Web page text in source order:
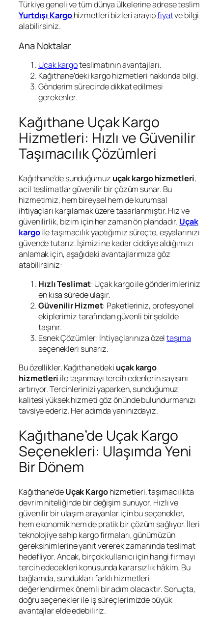
Türkiye geneli ve tüm dünya ülkelerine adrese teslim
Yurtdışı Kargohizmetleri bizleri arayıpfiyatve bilgi
alabilirsiniz.
Ana Noktalar
Uçak kargoteslimatının avantajları.
Kağıthane’deki kargo hizmetleri hakkında bilgi.
Gönderim sürecinde dikkat edilmesi
gerekenler.
Kağıthane Uçak Kargo
Hizmetleri: Hızlı ve Güvenilir
Taşımacılık Çözümleri
Kağıthane’de sunduğumuz uçak kargo hizmetleri,
acil teslimatlar güvenilir bir çözüm sunar. Bu
hizmetimiz, hem bireysel hem de kurumsal
ihtiyaçları karşılamak üzere tasarlanmıştır. Hız ve
güvenilirlik, bizim için her zaman ön plandadır. Uçak
kargoile taşımacılık yaptığımız süreçte, eşyalarınızı
güvende tutarız. İşimizi ne kadar ciddiye aldığımızı
anlamak için, aşağıdaki avantajlarımıza göz
atabilirsiniz:
Hızlı Teslimat: Uçak kargo ile gönderimleriniz
en kısa sürede ulaşır.
Güvenilir Hizmet: Paketleriniz, profesyonel
ekiplerimiz tarafından güvenli bir şekilde
taşınır.
Esnek Çözümler: İhtiyaçlarınıza özeltaşıma
seçenekleri sunarız.
Bu özellikler, Kağıthane’deki uçak kargo
hizmetleri ile taşınmayı tercih edenlerin sayısını
artırıyor. Tercihlerinizi yaparken, sunduğumuz
kalitesi yüksek hizmeti göz önünde bulundurmanızı
tavsiye ederiz. Her adımda yanınızdayız.
Kağıthane’de Uçak Kargo
Seçenekleri: Ulaşımda Yeni
Bir Dönem
Kağıthane’deUçak Kargohizmetleri, taşımacılıkta
devrim niteliğinde bir değişim sunuyor. Hızlı ve
güvenilir bir ulaşım arayanlar için bu seçenekler,
hem ekonomik hem de pratik bir çözüm sağlıyor. İleri
teknolojiye sahip kargo firmaları, günümüzün
gereksinimlerine yanıt vererek zamanında teslimat
hedefliyor. Ancak, birçok kullanıcı için hangi firmayı
tercih edecekleri konusunda kararsızlık hâkim. Bu
bağlamda, sundukları farklı hizmetleri
değerlendirmek önemli bir adım olacaktır. Sonuçta,
doğru seçenekler ile iş süreçlerimizde büyük
avantajlar elde edebiliriz.